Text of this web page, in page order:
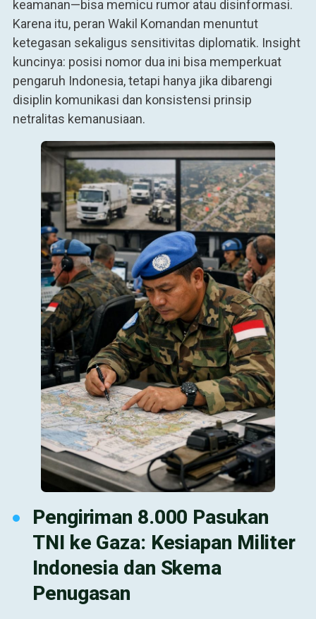
keamanan—bisa memicu rumor atau disinformasi.
Karena itu, peran Wakil Komandan menuntut
ketegasan sekaligus sensitivitas diplomatik. Insight
kuncinya: posisi nomor dua ini bisa memperkuat
pengaruh Indonesia, tetapi hanya jika dibarengi
disiplin komunikasi dan konsistensi prinsip
netralitas kemanusiaan.
Pengiriman 8.000 Pasukan
TNI ke Gaza: Kesiapan Militer
Indonesia dan Skema
Penugasan